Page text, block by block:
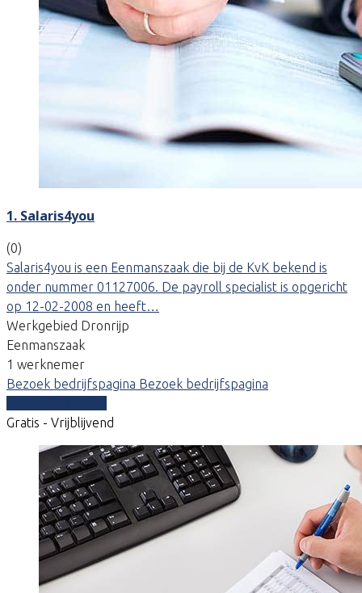
1. Salaris4you
(0)
Salaris4you is een Eenmanszaak die bij de KvK bekend is
onder nummer 01127006. De payroll specialist is opgericht
op 12-02-2008 en heeft…
Werkgebied Dronrijp
Eenmanszaak
1 werknemer
Bezoek bedrijfspagina Bezoek bedrijfspagina
Gratis - Vrijblijvend